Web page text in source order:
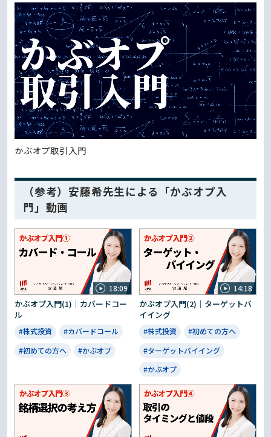
かぶオプ取引入門
（参考）安藤希先生による「かぶオプ入
門」動画
18:09
かぶオプ入門(1)｜カバードコー
ル
#株式投資
#カバードコール
#初めての方へ
#かぶオプ
14:18
かぶオプ入門(2)｜ターゲットバ
イイング
#株式投資
#初めての方へ
#ターゲットバイイング
#かぶオプ